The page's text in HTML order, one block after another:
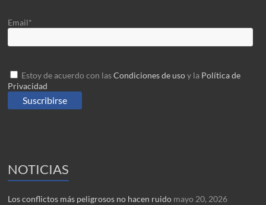
Email*
Estoy de acuerdo con lasCondiciones de usoy la Política de
Privacidad
NOTICIAS
Los conflictos más peligrosos no hacen ruido mayo 20, 2026